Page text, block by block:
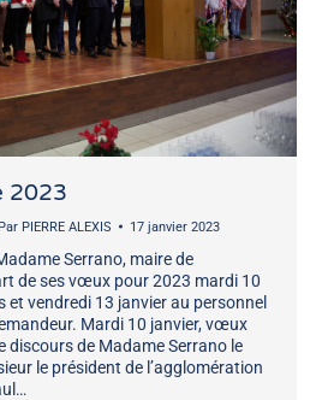
2023
Par PIERRE ALEXIS 17 janvier 2023
Serrano, maire de
de ses vœux pour 2023 mardi 10
et vendredi 13 janvier au personnel
Mardi 10 janvier, vœux
discours de Madame Serrano le
le président de l’agglomération